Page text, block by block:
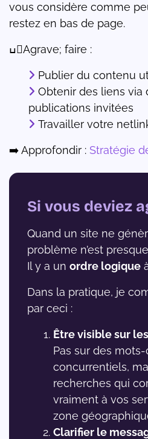
vous considère comme
restez en bas de page.
ߎAgrave; faire :
Publier du contenu
Obtenir des liens via
publications invitées
Travailler votre
➡️ Approfondir : Stratégie
Si vous deviez
Quand un site ne
problème n’est
Il y a un ordre logique
Dans la pratique, je
par ceci :
Être visible sur
Pas sur des
concurrentiels,
recherches qui
vraiment à vos
zone
Clarifier le